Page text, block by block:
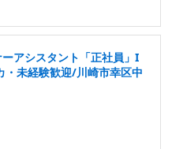
アシスタント「正社員」I
・未経験歓迎/川崎市幸区中